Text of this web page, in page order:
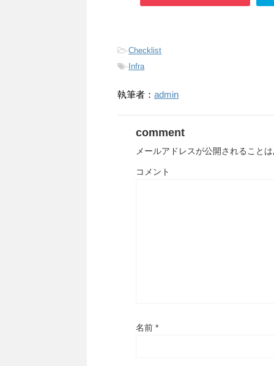
-Checklist
- Infra
執筆者： admin
comment
メールアドレスが公開されること
コメント
名前 *